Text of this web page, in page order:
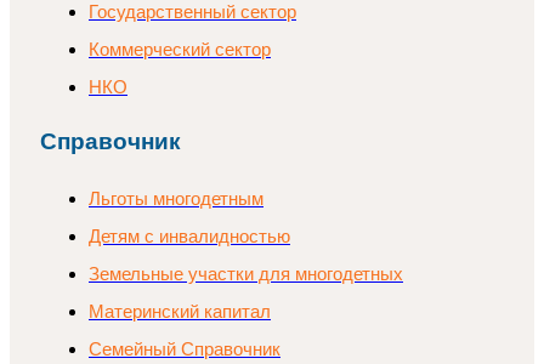
Государственный сектор
Коммерческий сектор
НКО
Справочник
Льготы многодетным
Детям с инвалидностью
Земельные участки для многодетных
Материнский капитал
Семейный Справочник